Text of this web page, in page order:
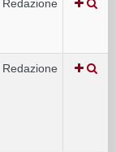
Redazione
Redazione